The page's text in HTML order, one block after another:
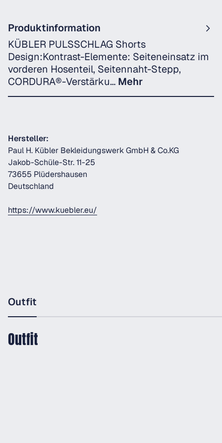
Produktinformation
KÜBLER PULSSCHLAG Shorts
Design:Kontrast-Elemente: Seiteneinsatz im
vorderen Hosenteil, Seitennaht-Stepp,
CORDURA®-Verstärku… Mehr
Hersteller:
Paul H. Kübler Bekleidungswerk GmbH & Co.KG
Jakob-Schüle-Str. 11-25
73655 Plüdershausen
Deutschland
https://www.kuebler.eu/
Outfit
Outfit